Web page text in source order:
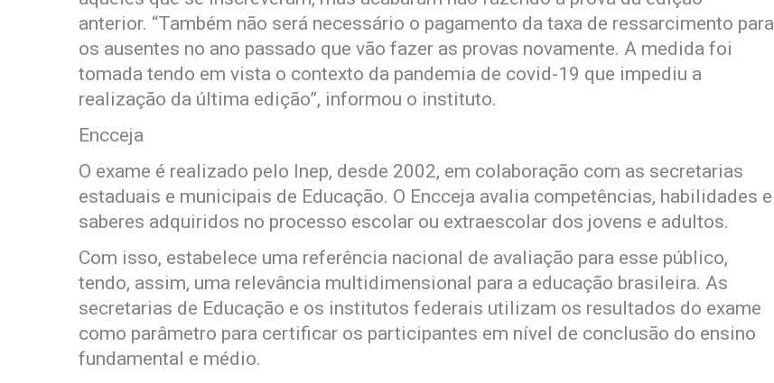
anterior. “Também não será necessário o pagamento da taxa de ressarcimento para
os ausentes no ano passado que vão fazer as provas novamente. A medida foi
tomada tendo em vista o contexto da pandemia de covid-19 que impediu a
realização da última edição”, informou o instituto.
Encceja
O exame é realizado pelo Inep, desde 2002, em colaboração com as secretarias
estaduais e municipais de Educação. O Encceja avalia competências, habilidades e
saberes adquiridos no processo escolar ou extraescolar dos jovens e adultos.
Com isso, estabelece uma referência nacional de avaliação para esse público,
tendo, assim, uma relevância multidimensional para a educação brasileira. As
secretarias de Educação e os institutos federais utilizam os resultados do exame
como parâmetro para certificar os participantes em nível de conclusão do ensino
fundamental e médio.